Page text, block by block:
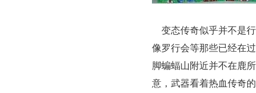
变态传奇似乎并不是
像罗行会等那些已经在
脚蝙蝠山附近并不在鹿
意，武器看着热血传奇